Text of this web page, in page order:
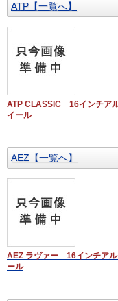
ATP【一覧へ】
ATP CLASSIC 16インチア
イール
AEZ【一覧へ】
AEZ ラヴァー 16インチアル
ール